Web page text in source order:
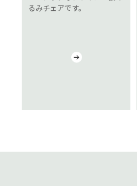
るみチェアです。